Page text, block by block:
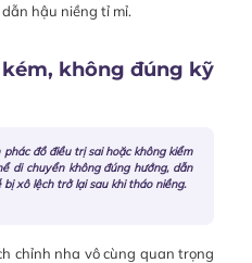
hậu niềng tỉ mỉ.
không đúng kỹ
đồ điều trị sai hoặc không kiểm
di chuyển không đúng hướng, dẫn
xô lệch trở lại sau khi tháo niềng.
chỉnh nha vô cùng quan trọng